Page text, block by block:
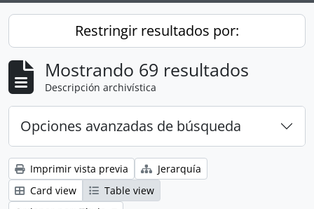
Restringir resultados por:
Mostrando 69 resultados
Descripción archivística
Opciones avanzadas de búsqueda
Imprimir vista previa
Jerarquía
Card view
Table view